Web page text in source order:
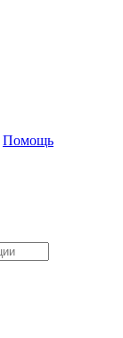
Помощь